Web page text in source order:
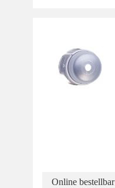
Online bestellbar